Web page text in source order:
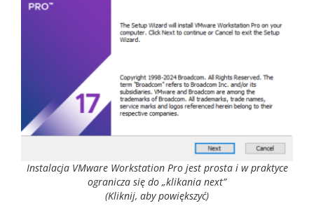
Instalacja VMware Workstation Pro jest prosta i w praktyce
ogranicza się do „klikania next”
(Kliknij, aby powiększyć)